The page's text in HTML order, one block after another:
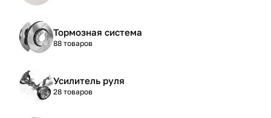
Тормозная система
88 товаров
Усилитель руля
28 товаров